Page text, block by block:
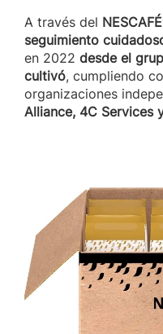
A través del
seguimiento
en 2022 desde el
cultivó, cumpliendo
organizaciones
Alliance, 4C Services